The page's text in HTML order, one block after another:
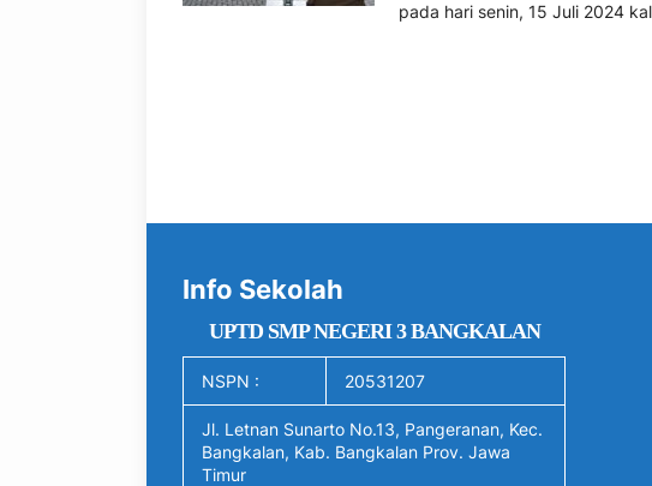
pada hari senin, 15 Juli 2024
Info Sekolah
UPTD SMP NEGERI 3 BANGKALAN
NSPN : 20531207
Jl. Letnan Sunarto No.13, Pangeranan, Kec.
Bangkalan, Kab. Bangkalan Prov. Jawa
Timur